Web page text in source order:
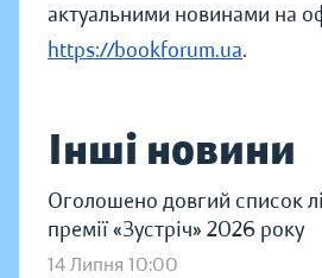
актуальними новинами на
https://bookforum.ua.
Інші новини
Оголошено довгий список
премії «Зустріч» 2026 року
14 Липня 10:00